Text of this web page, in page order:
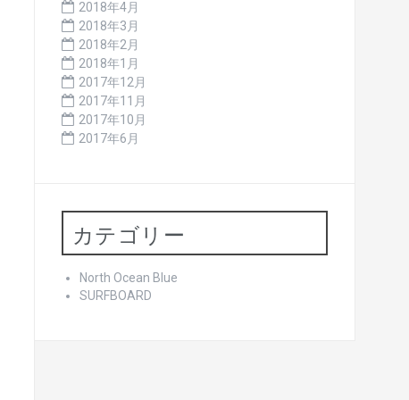
2018年4月
2018年3月
2018年2月
2018年1月
2017年12月
2017年11月
2017年10月
2017年6月
カテゴリー
North Ocean Blue
SURFBOARD